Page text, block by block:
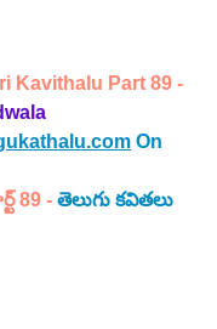
Kavithalu Part 89 -
On
89 - తెలుగు కవితలు